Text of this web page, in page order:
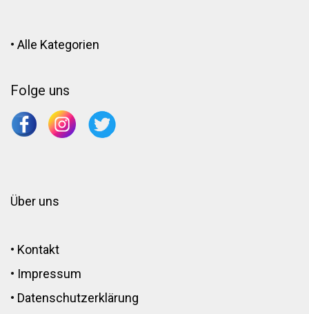
• Alle Kategorien
Folge uns
Über uns
• Kontakt
• Impressum
• Datenschutzerklärung